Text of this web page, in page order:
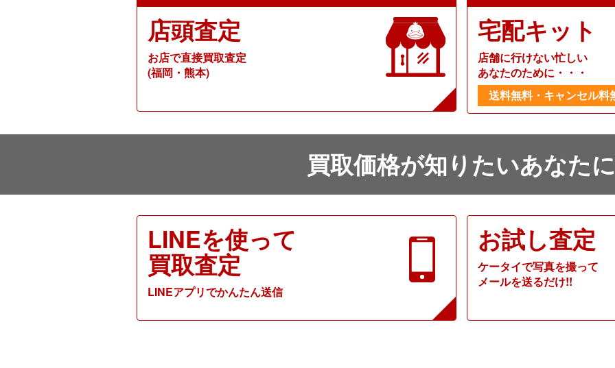
店頭査定
お店で直接買取査定
(福岡・熊本)
宅配キット
店舗に行けない忙しい
あなたのために・・・
送料無料・キャンセル料
買取価格が知りたいあなたに
LINEを使って
買取査定
LINEアプリでかんたん送信
お試し査定
ケータイで写真を撮って
メールを送るだけ!!